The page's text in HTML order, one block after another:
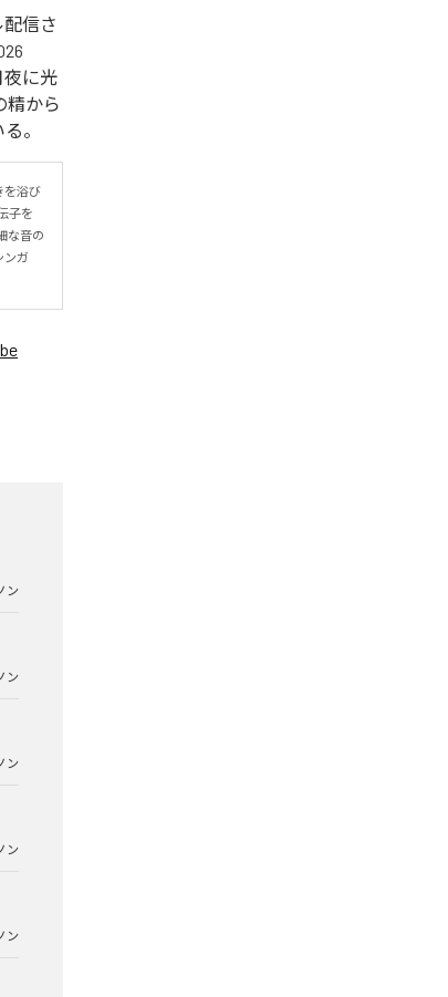
配信さ
夜に光
精から
。
を浴び
子を
な音の
ンガ
ン
ン
ン
ン
ン